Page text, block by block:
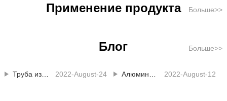
Применение продукта Больше>>
Блог Больше>>
2022-August-24
Труба из магниевого сплава в захвате сварочного робота 2022-August-12